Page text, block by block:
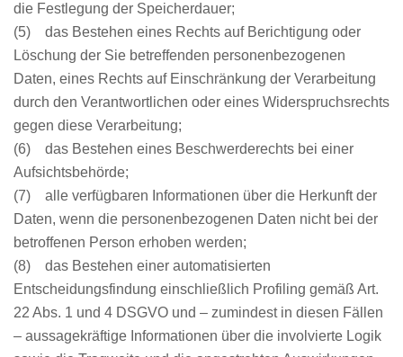
die Festlegung der Speicherdauer;
(5) das Bestehen eines Rechts auf Berichtigung oder
Löschung der Sie betreffenden personenbezogenen
Daten, eines Rechts auf Einschränkung der Verarbeitung
durch den Verantwortlichen oder eines Widerspruchsrechts
gegen diese Verarbeitung;
(6) das Bestehen eines Beschwerderechts bei einer
Aufsichtsbehörde;
(7) alle verfügbaren Informationen über die Herkunft der
Daten, wenn die personenbezogenen Daten nicht bei der
betroffenen Person erhoben werden;
(8) das Bestehen einer automatisierten
Entscheidungsfindung einschließlich Profiling gemäß Art.
22 Abs. 1 und 4 DSGVO und – zumindest in diesen Fällen
– aussagekräftige Informationen über die involvierte Logik